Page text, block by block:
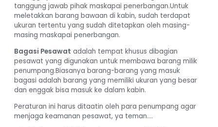
tanggung jawab pihak maskapai penerbangan.Untuk
meletakkan barang bawaan di kabin, sudah terdapat
ukuran tertentu yang sudah ditetapkan oleh masing-
masing maskapai penerbangan.
Bagasi Pesawat adalah tempat khusus dibagian
pesawat yang digunakan untuk membawa barang milik
penumpang.Biasanya barang-barang yang masuk
bagasi adalah barang yang memiliki ukuran yang besar
dan enggak bisa masuk ke dalam kabin.
Peraturan ini harus ditaatin oleh para penumpang agar
menjaga keamanan pesawat, ya teman….